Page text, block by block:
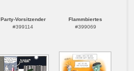
Party-Vorsitzender
#399114
Flammbiertes
#399069